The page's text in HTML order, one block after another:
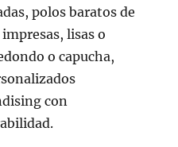
polos baratos de
lisas o
o capucha,
con